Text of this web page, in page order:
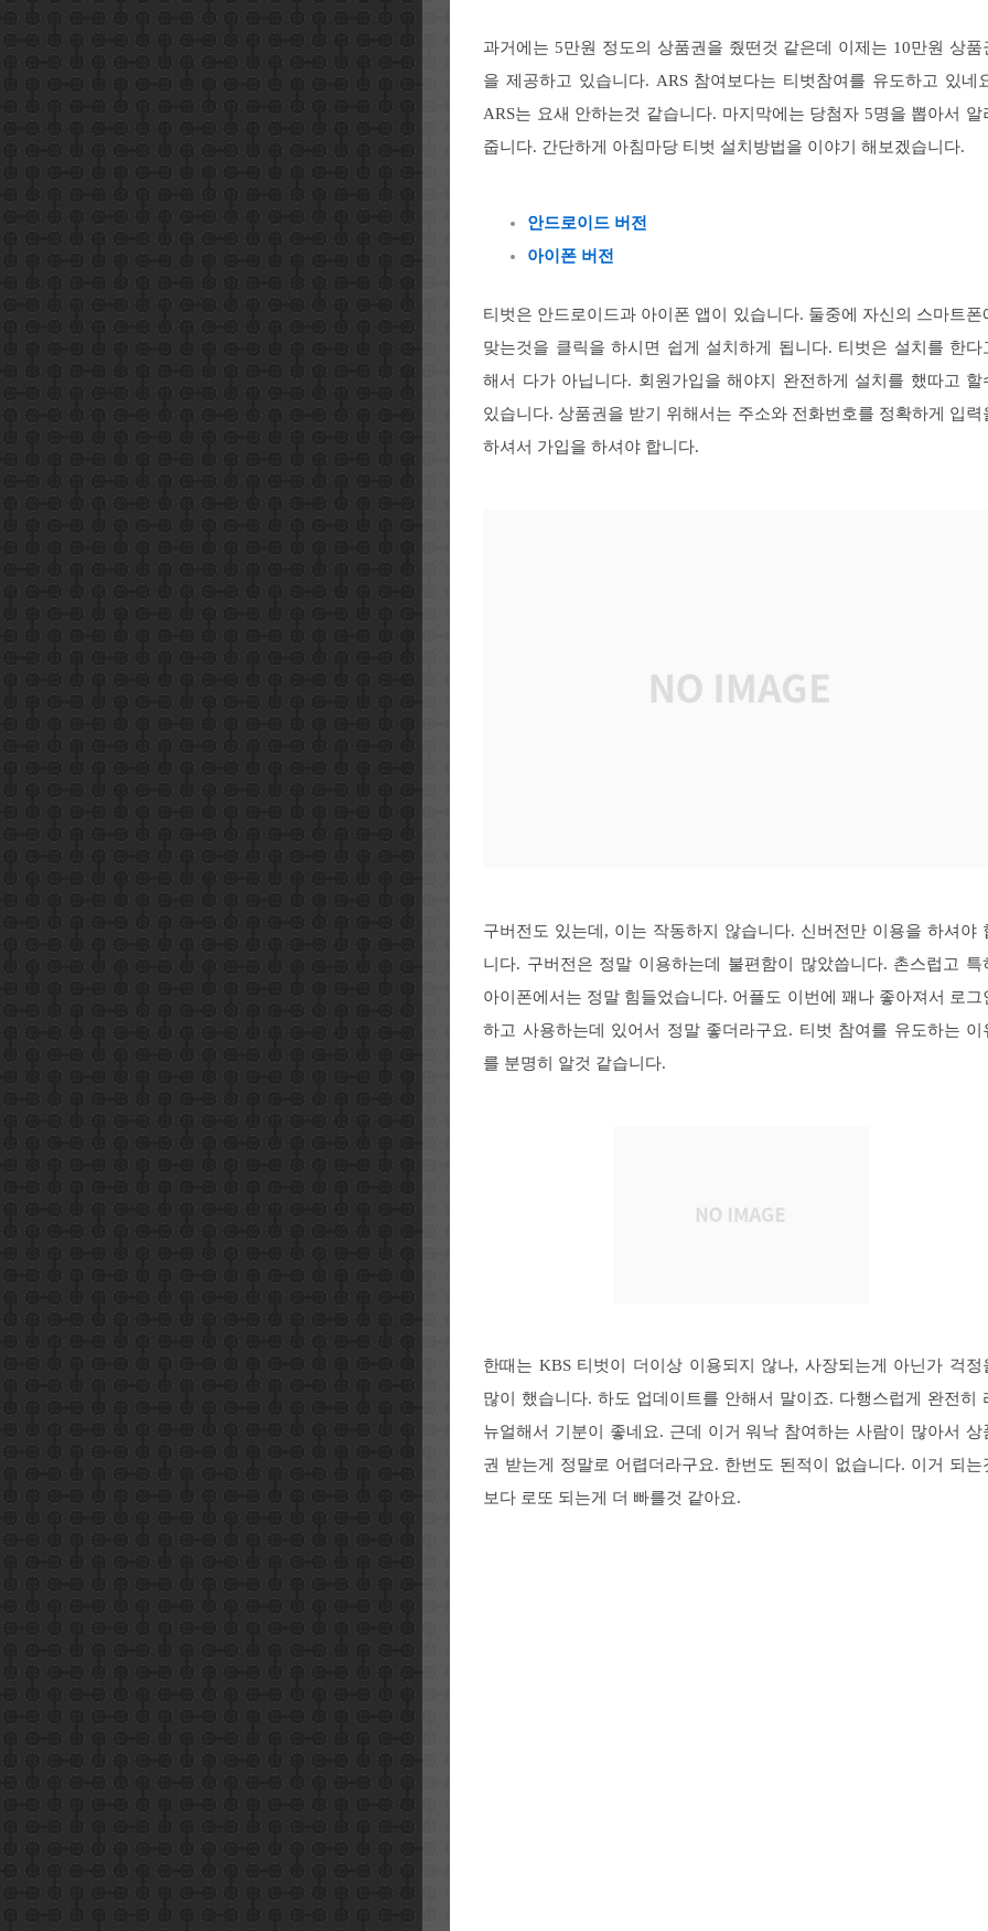
과거에는 5만원 정도의 상품권을 줬떤것 같은데 이제는 10만원 상품
을 제공하고 있습니다. ARS 참여보다는 티벗참여를 유도하고 있네
ARS는 요새 안하는것 같습니다. 마지막에는 당첨자 5명을 뽑아서 알
줍니다. 간단하게 아침마당 티벗 설치방법을 이야기 해보겠습니다.
안드로이드 버전
아이폰 버전
티벗은 안드로이드과 아이폰 앱이 있습니다. 둘중에 자신의 스마트폰
맞는것을 클릭을 하시면 쉽게 설치하게 됩니다. 티벗은 설치를 한다
해서 다가 아닙니다. 회원가입을 해야지 완전하게 설치를 했따고 할
있습니다. 상품권을 받기 위해서는 주소와 전화번호를 정확하게 입력
하셔서 가입을 하셔야 합니다.
구버전도 있는데, 이는 작동하지 않습니다. 신버전만 이용을 하셔야
니다. 구버전은 정말 이용하는데 불편함이 많았씁니다. 촌스럽고 특
아이폰에서는 정말 힘들었습니다. 어플도 이번에 꽤나 좋아져서 로그
하고 사용하는데 있어서 정말 좋더라구요. 티벗 참여를 유도하는 이
를 분명히 알것 같습니다.
한때는 KBS 티벗이 더이상 이용되지 않나, 사장되는게 아닌가 걱정
많이 했습니다. 하도 업데이트를 안해서 말이죠. 다행스럽게 완전히
뉴얼해서 기분이 좋네요. 근데 이거 워낙 참여하는 사람이 많아서 상
권 받는게 정말로 어렵더라구요. 한번도 된적이 없습니다. 이거 되는
보다 로또 되는게 더 빠를것 같아요.